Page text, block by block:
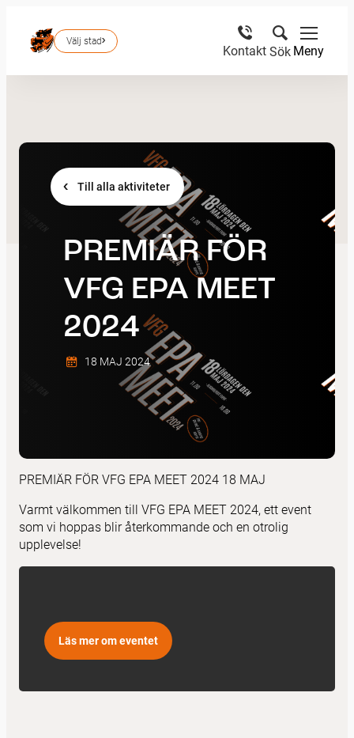
Välj stad
Kontakt Sök Meny
Till alla aktiviteter
PREMIÄR FÖR
VFG EPA MEET
2024
18 MAJ 2024
PREMIÄR FÖR VFG EPA MEET 2024 18 MAJ
Varmt välkommen till VFG EPA MEET 2024, ett event
som vi hoppas blir återkommande och en otrolig
upplevelse!
Läs mer om eventet